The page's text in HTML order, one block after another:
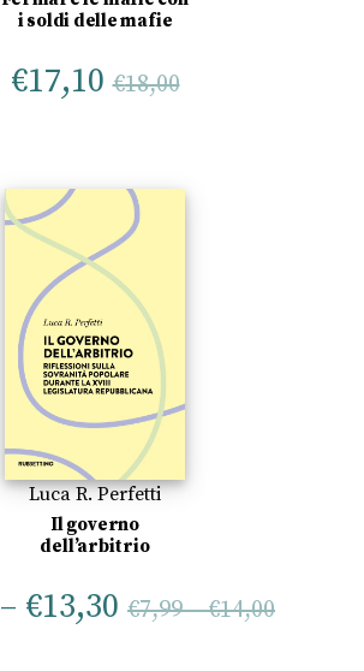
i soldi delle mafie
€17,10 €18,00
Luca R. Perfetti
Il governo
dell’arbitrio
– €13,30 €7,99–€14,00